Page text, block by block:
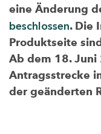
eine Änderung
beschlossen. Die
Produktseite
Ab dem 18.
Antragsstrecke
der geänderten